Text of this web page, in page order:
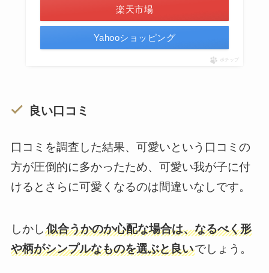
楽天市場
Yahooショッピング
ポチップ
良い口コミ
口コミを調査した結果、可愛いという口コミの
方が圧倒的に多かったため、可愛い我が子に付
けるとさらに可愛くなるのは間違いなしです。
しかし 似合うかのか心配な場合は、なるべく形
や柄がシンプルなものを選ぶと良いでしょう。